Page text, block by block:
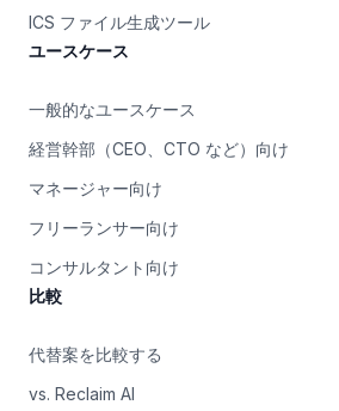
ICS ファイル生成ツール
ユースケース
一般的なユースケース
経営幹部（CEO、CTO など）向け
マネージャー向け
フリーランサー向け
コンサルタント向け
比較
代替案を比較する
vs. Reclaim AI